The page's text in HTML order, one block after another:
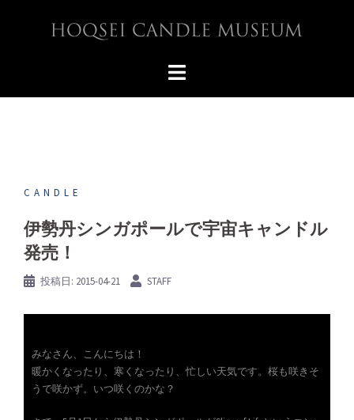
へ
CANDLE
伊勢丹シンガポールで宇宙キャンドル
発売！
投稿日: 2015-04-21 STAFF
みなさん、こんにちは！
暖かくなったり、寒くなったり、忙しい天気です。桜も咲きそ
うで咲かず。いつ咲くのかな？